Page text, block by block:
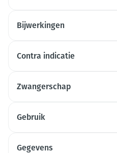
Bijwerkingen
Contra indicatie
Zwangerschap
Gebruik
Gegevens